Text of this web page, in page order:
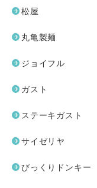
松屋
丸亀製麺
ジョイフル
ガスト
ステーキガスト
サイゼリヤ
びっくりドンキー